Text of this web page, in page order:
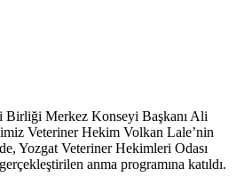
Birliği Merkez Konseyi Başkanı Ali
Veteriner Hekim Volkan Lale’nin
Yozgat Veteriner Hekimleri Odası
anma programına katıldı.